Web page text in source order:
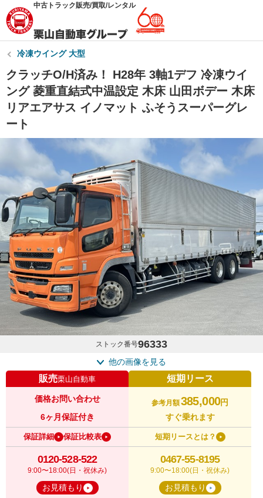
中古トラック販売/買取/レンタル
冷凍ウイング 大型
クラッチO/H済み！ H28年 3軸1デフ 冷凍ウイ
ング 菱重直結式中温設定 木床 山田ボデー 木床
リアエアサス イノマット ふそうスーパーグレ
ート
ストック番号96333
他の画像を見る
販売栗山自動車
価格お問い合わせ
6ヶ月保証付き
保証詳細 保証比較表
0120-528-522
9:00〜18:00(日・祝休み)
お見積もり
短期リース
参考月額385,000円
すぐ乗れます
短期リースとは？
0467-55-8195
9:00〜18:00(日・祝休み)
お見積もり